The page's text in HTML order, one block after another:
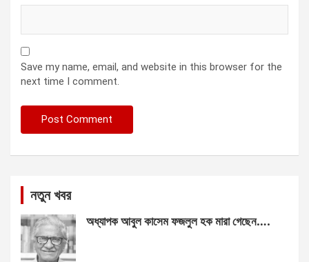
Save my name, email, and website in this browser for the
next time I comment.
নতুন খবর
অধ্যাপক আবুল কাসেম ফজলুল হক মারা গেছেন….